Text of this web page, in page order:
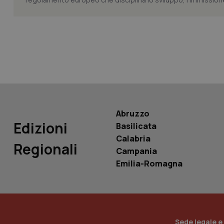
Edizioni
Regionali
Abruzzo
Basilicata
Calabria
Campania
Emilia-Romagna
Sede legale